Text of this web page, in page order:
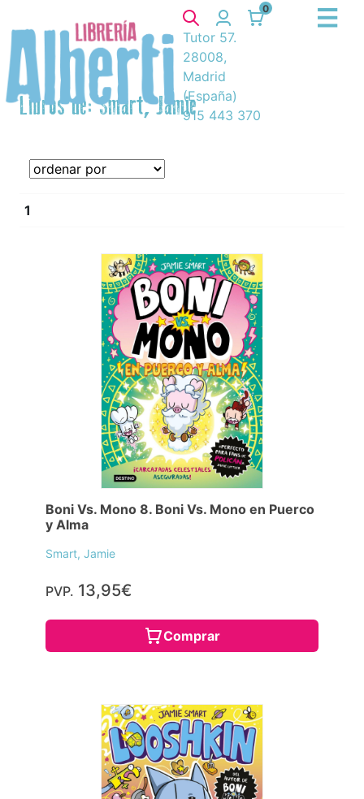
0
Tutor 57.
28008,
Madrid
(España)
915 443 370
Libros de: Smart, Jamie
1
Boni Vs. Mono 8. Boni Vs. Mono en Puerco
y Alma
Smart, Jamie
PVP. 13,95€
Comprar